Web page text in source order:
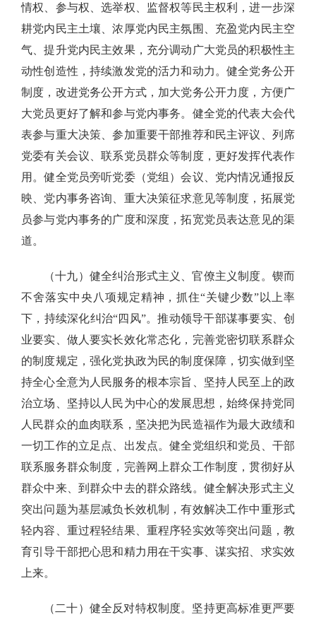
情权、参与权、选举权、监督权等民主权利，进一步深
耕党内民主土壤、浓厚党内民主氛围、充盈党内民主空
气、提升党内民主效果，充分调动广大党员的积极性主
动性创造性，持续激发党的活力和动力。健全党务公开
制度，改进党务公开方式，加大党务公开力度，方便广
大党员更好了解和参与党内事务。健全党的代表大会代
表参与重大决策、参加重要干部推荐和民主评议、列席
党委有关会议、联系党员群众等制度，更好发挥代表作
用。健全党员旁听党委（党组）会议、党内情况通报反
映、党内事务咨询、重大决策征求意见等制度，拓展党
员参与党内事务的广度和深度，拓宽党员表达意见的渠
道。
（十九）健全纠治形式主义、官僚主义制度。锲而
不舍落实中央八项规定精神，抓住“关键少数”以上率
下，持续深化纠治“四风”。推动领导干部谋事要实、创
业要实、做人要实长效化常态化，完善党密切联系群众
的制度规定，强化党执政为民的制度保障，切实做到坚
持全心全意为人民服务的根本宗旨、坚持人民至上的政
治立场、坚持以人民为中心的发展思想，始终保持党同
人民群众的血肉联系，坚决把为民造福作为最大政绩和
一切工作的立足点、出发点。健全党组织和党员、干部
联系服务群众制度，完善网上群众工作制度，贯彻好从
群众中来、到群众中去的群众路线。健全解决形式主义
突出问题为基层减负长效机制，有效解决工作中重形式
轻内容、重过程轻结果、重程序轻实效等突出问题，教
育引导干部把心思和精力用在干实事、谋实招、求实效
上来。
（二十）健全反对特权制度。坚持更高标准更严要